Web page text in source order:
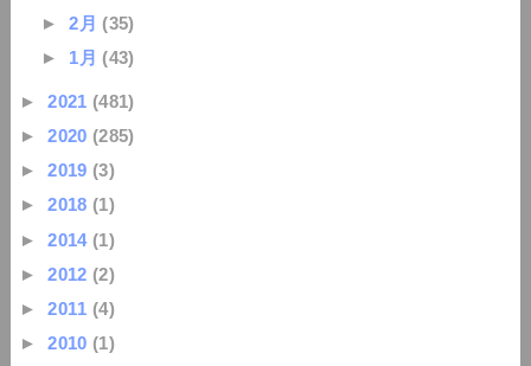
►2月 (35)
► 1月 (43)
►2021 (481)
►2020 (285)
►2019 (3)
►2018 (1)
►2014 (1)
►2012 (2)
►2011 (4)
►2010 (1)